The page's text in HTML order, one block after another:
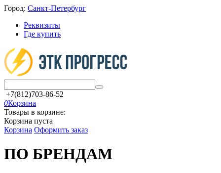
Город: Санкт-Петербург
Реквизиты
Где купить
+7(812)703-86-52
0Корзина
Товары в корзине:
Корзина пуста
Корзина Оформить заказ
ПО БРЕНДАМ